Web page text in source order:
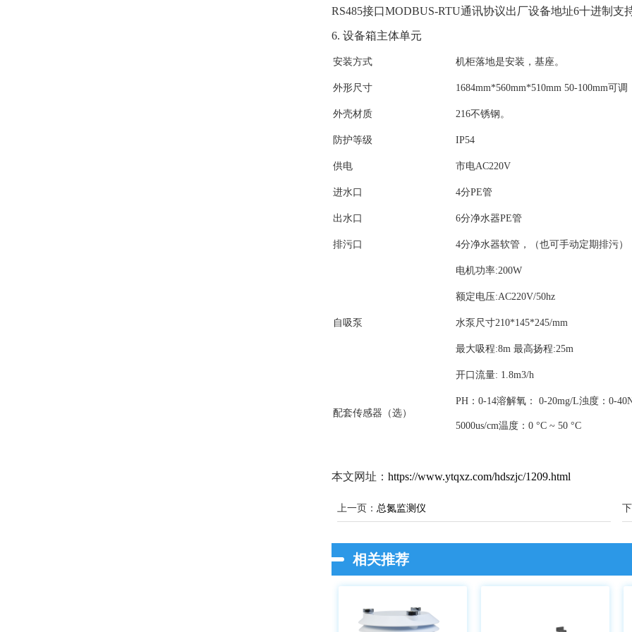
RS485接口MODBUS-RTU通讯协议出厂设备地址6十进制支
6. 设备箱主体单元
安装方式 机柜落地是安装，基座。
外形尺寸 1684mm*560mm*510mm 50-100mm可调
外壳材质 216不锈钢。
防护等级 IP54
供电 市电AC220V
进水口 4分PE管
出水口 6分净水器PE管
排污口 4分净水器软管，（也可手动定期排污）
自吸泵
电机功率:200W
额定电压:AC220V/50hz
水泵尺寸210*145*245/mm
最大吸程:8m 最高扬程:25m
开口流量: 1.8m3/h
配套传感器（选）
PH：0-14溶解氧： 0-20mg/L浊度：0-
5000us/cm温度：0 °C ~ 50 °C
本文网址：https://www.ytqxz.com/hdszjc/1209.html
上一页：总氮监测仪
相关推荐